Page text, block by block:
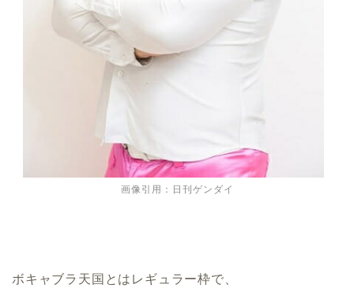
画像引用：日刊ゲンダイ
ボキャブラ天国とはレギュラー枠で、